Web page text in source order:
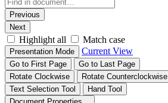
Previous
Next
Highlight all Match case
Presentation Mode Current View
Go to First Page
Go to Last Page
Rotate Clockwise
Rotate Counterclockwise
Text Selection Tool
Hand Tool